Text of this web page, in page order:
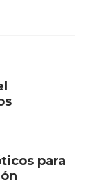
para